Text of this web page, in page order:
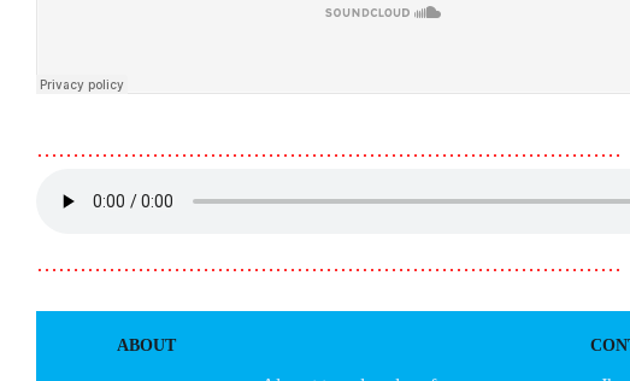
………………………………………………………………………
………………………………………………………………………
ABOUT